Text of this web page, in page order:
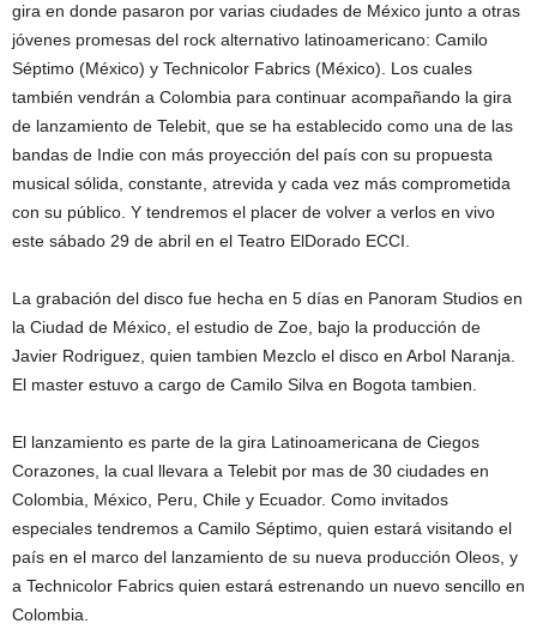
gira en donde pasaron por varias ciudades de México junto a otras
jóvenes promesas del rock alternativo latinoamericano: Camilo
Séptimo (México) y Technicolor Fabrics (México). Los cuales
también vendrán a Colombia para continuar acompañando la gira
de lanzamiento de Telebit, que se ha establecido como una de las
bandas de Indie con más proyección del país con su propuesta
musical sólida, constante, atrevida y cada vez más comprometida
con su público. Y tendremos el placer de volver a verlos en vivo
este sábado 29 de abril en el Teatro ElDorado ECCI.
La grabación del disco fue hecha en 5 días en Panoram Studios en
la Ciudad de México, el estudio de Zoe, bajo la producción de
Javier Rodriguez, quien tambien Mezclo el disco en Arbol Naranja.
El master estuvo a cargo de Camilo Silva en Bogota tambien.
El lanzamiento es parte de la gira Latinoamericana de Ciegos
Corazones, la cual llevara a Telebit por mas de 30 ciudades en
Colombia, México, Peru, Chile y Ecuador. Como invitados
especiales tendremos a Camilo Séptimo, quien estará visitando el
país en el marco del lanzamiento de su nueva producción Oleos, y
a Technicolor Fabrics quien estará estrenando un nuevo sencillo en
Colombia.